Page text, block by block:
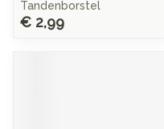
Tandenborstel
€ 2,99